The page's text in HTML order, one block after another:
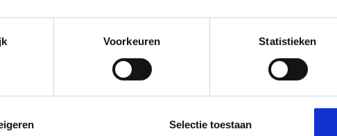
Voorkeuren Statistieken
Selectie toestaan
Net dat beetje extra!
Profiteer
mail naarinfo@manivivendi.nlen je ontvangt binnen 24 uur
klantenservice bereikbaar op werkdagen van 13:00 tot 15:00